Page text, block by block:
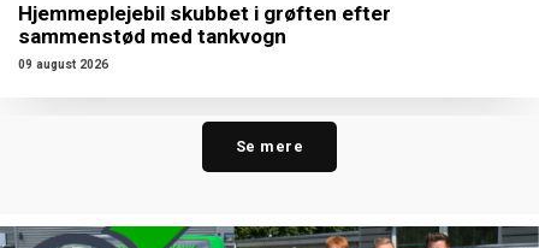
Hjemmeplejebil skubbet i grøften efter
sammenstød med tankvogn
09 august 2026
Se mere